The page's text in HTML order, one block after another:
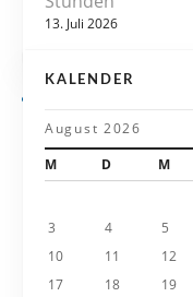
a
13. Juli 2026
KALENDER
August 2026
M
D M
3
4 5
10
11 12
17
18 19